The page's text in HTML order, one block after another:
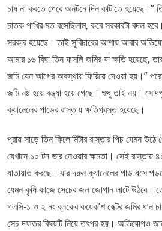
চাষ না করতে পেরে অনটনে দিন কাটাতে
চাতক পাখির মত বসেছিলাম, কবে সরকারটা বদল
সরকার হয়েছে। তাই সুবিচারের আশায় আবার
আমার ১৬ বিঘা তিন ফসলি জমির যা ক্ষতি হয়েছে,
জমি যেন আগের অবস্থায় ফিরিয়ে দেওয়া হয়।”
জমি নষ্ট হয়ে বন্ধ্যা হয়ে গেছে। শুধু তাই নয়।
ক্যানেলের পাড়ের রাস্তায় ক্ষতিগ্রস্ত হয়েছে।
প্রায় সাড়ে তিন কিলোমিটার রাস্তার পিচ যেমন উঠে
যেখানে ১০ টন ভার নেওয়ার ক্ষমতা। সেই রাস্তায়
যাতায়াত করছে। যার দরুন ক্যানেলের পাড় ধসে
যেমন কৃষি কাজে সেচের জল জোগান লাটে উঠবে।
গলসি-১ ও ২ নং ব্লকের কয়েক’শ হেক্টর জমির ধান
সেচ দফতর বিষয়টি নিয়ে তৎপর হয়। অভিযোগও